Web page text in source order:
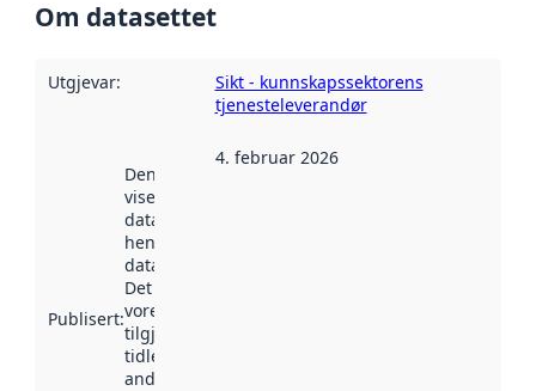
Om datasettet
Utgjevar:
Sikt - kunnskapssektorens
tjenesteleverandør
Publisert:
Denne datoen
viser når
datasettet vart
henta inn av
data.norge.no.
Det kan ha
vore
tilgjengeleg
tidlegare
andre stader.
4. februar 2026